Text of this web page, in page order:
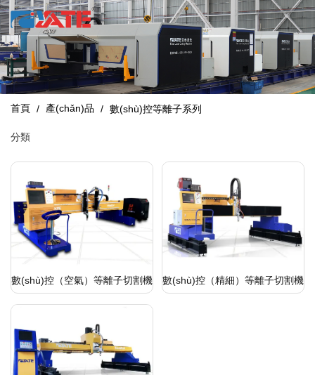
首頁 / 產(chǎn)品 / 數(shù)控等離子系列
分類
數(shù)控（空氣）等離子切割機 數(shù)控（精細）等離子切割機